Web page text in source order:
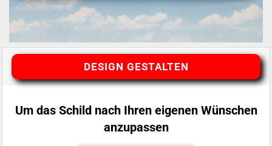
DESIGN GESTALTEN
Um das Schild nach Ihren eigenen Wünschen
anzupassen